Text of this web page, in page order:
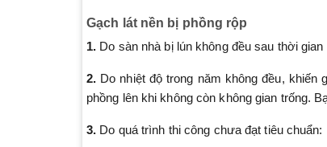
Gạch lát nền bị phồng rộp
1. Do sàn nhà bị lún không đều sau thời
2. Do nhiệt độ trong năm không đều, khiến
phồng lên khi không còn không gian trống.
3. Do quá trình thi công chưa đạt tiêu chuẩn: